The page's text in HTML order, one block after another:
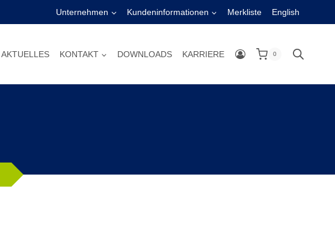
Unternehmen Kundeninformationen Merkliste English
AKTUELLES KONTAKT DOWNLOADS KARRIERE 0